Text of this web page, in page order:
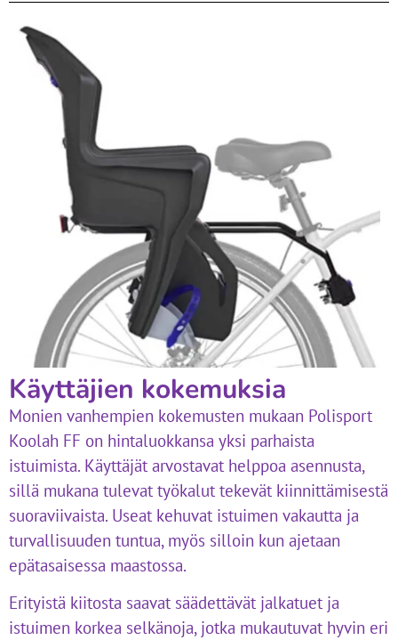
Käyttäjien kokemuksia
Monien vanhempien kokemusten mukaan Polisport
Koolah FF on hintaluokkansa yksi parhaista
istuimista. Käyttäjät arvostavat helppoa asennusta,
sillä mukana tulevat työkalut tekevät kiinnittämisestä
suoraviivaista. Useat kehuvat istuimen vakautta ja
turvallisuuden tuntua, myös silloin kun ajetaan
epätasaisessa maastossa.
Erityistä kiitosta saavat säädettävät jalkatuet ja
istuimen korkea selkänoja, jotka mukautuvat hyvin eri